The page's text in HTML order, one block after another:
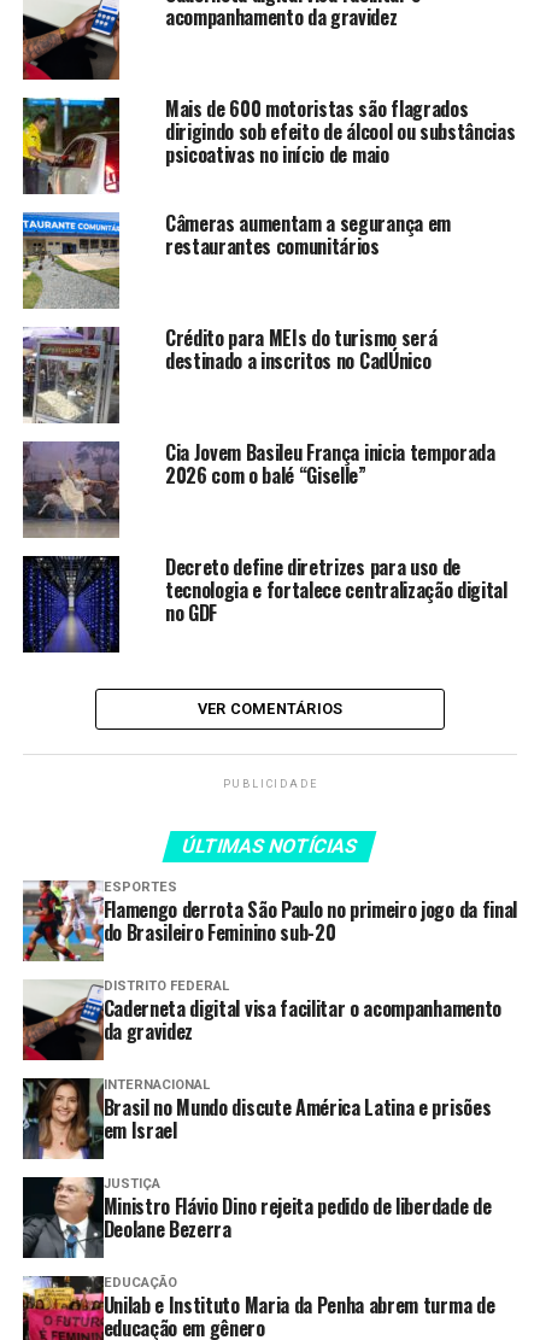
expressão artística e protagonismo feminino, em
sintonia com o Mês da Mulher.
A iniciativa amplia o acesso do público a uma linguagem
artística ainda pouco presente de forma contínua nos
palcos da capital. A ópera combina diferentes
expressões cênicas, como canto lírico, interpretação
dramática, música instrumental, cenografia e figurino,
oferecendo uma experiência cultural integrada.
“A ópera é uma expressão
artística potente e
historicamente relevante.
Apoiar iniciativas que
ampliam o acesso da
população a esse tipo de
espetáculo é uma forma de
democratizar a cultura e
valorizar os artistas locais,
além de estimular a
formação de público no
Distrito Federal”, afirma o
secretário de Cultura e
Economia Criativa do
Distrito Federal, Claudio
Abrantes.
A versão apresentada tem cerca de duas horas de
duração e foi adaptada para tornar a experiência mais
fluida e acessível ao público contemporâneo. A
encenação propõe um diálogo entre épocas ao situar a
trama nos anos 1920, com figurinos e cenografia que
remetem ao ambiente teatral e aos chamados “anos
loucos”. A proposta estética reforça o contraste entre
os bastidores da vida artística e os conflitos pessoais dos
personagens.
LEIA TAMBÉM
acompanhamento da gravidez
Mais de 600 motoristas são flagrados
dirigindo sob efeito de álcool ou substâncias
psicoativas no início de maio
Câmeras aumentam a segurança em
restaurantes comunitários
Crédito para MEIs do turismo será
destinado a inscritos no CadÚnico
Cia Jovem Basileu França inicia temporada
2026 com o balé “Giselle”
Decreto define diretrizes para uso de
tecnologia e fortalece centralização digital
no GDF
VER COMENTÁRIOS
PUBLICIDADE
ÚLTIMAS NOTÍCIAS
ESPORTES
Flamengo derrota São Paulo no primeiro jogo da final
do Brasileiro Feminino sub-20
DISTRITO FEDERAL
Caderneta digital visa facilitar o acompanhamento
da gravidez
INTERNACIONAL
Brasil no Mundo discute América Latina e prisões
em Israel
JUSTIÇA
Ministro Flávio Dino rejeita pedido de liberdade de
Deolane Bezerra
EDUCAÇÃO
Unilab e Instituto Maria da Penha abrem turma de
educação em gênero